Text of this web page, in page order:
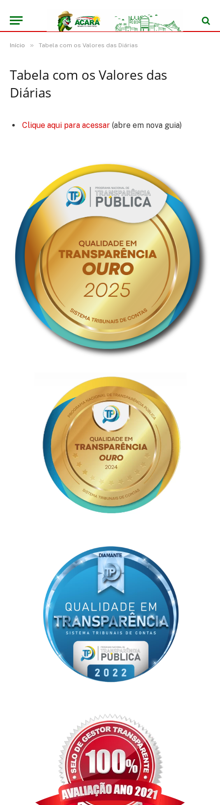
Início » Tabela com os Valores das Diárias
Tabela com os Valores das
Diárias
Clique aqui para acessar (abre em nova guia)